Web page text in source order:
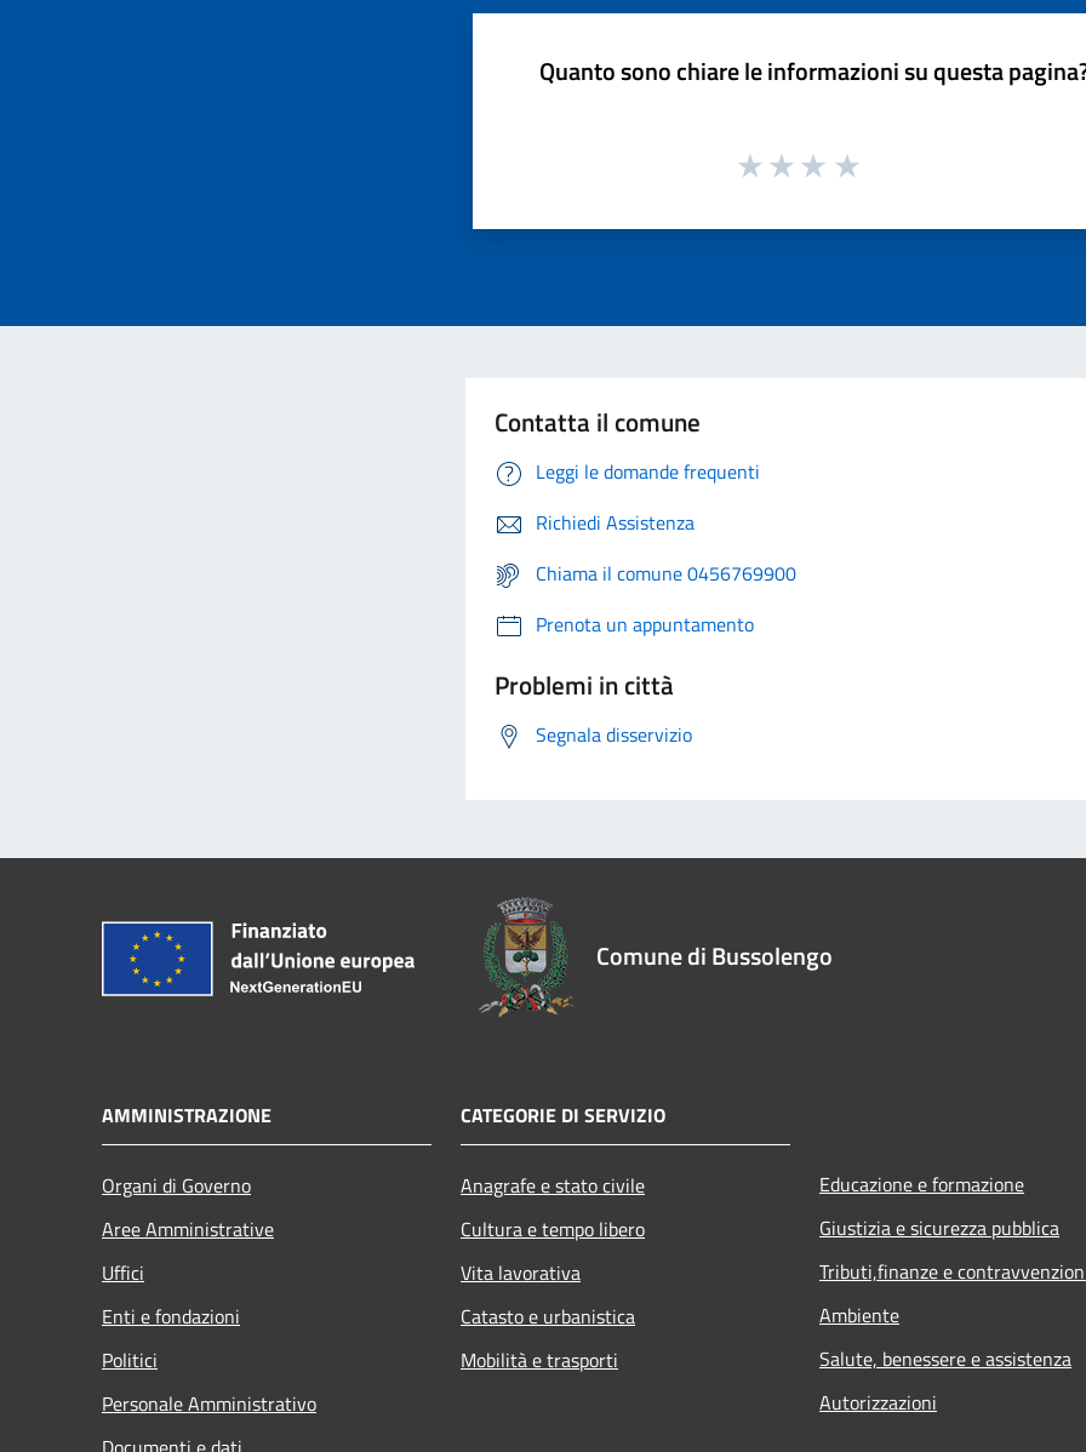
Quanto sono chiare le informazioni su questa
Contatta il comune
Leggi le domande frequenti
Richiedi Assistenza
Chiama il comune 0456769900
Prenota un appuntamento
Problemi in città
Segnala disservizio
Comune di Bussolengo
AMMINISTRAZIONE
Organi di Governo
Aree Amministrative
Uffici
Enti e fondazioni
Politici
Personale Amministrativo
CATEGORIE DI SERVIZIO
Anagrafe e stato civile
Cultura e tempo libero
Vita lavorativa
Catasto e urbanistica
Mobilità e trasporti
Educazione e formazione
Giustizia e sicurezza pubblica
Tributi,finanze e
Ambiente
Salute, benessere e assistenza
Autorizzazioni